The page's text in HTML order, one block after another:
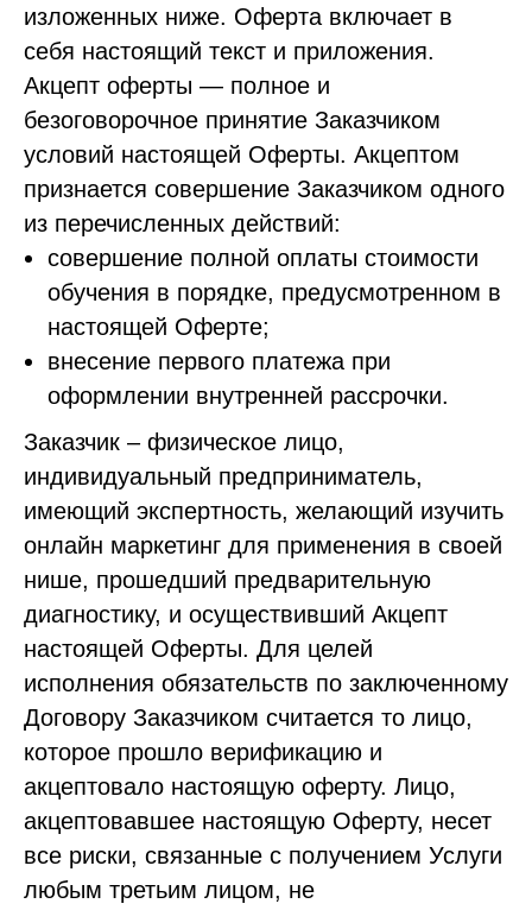
изложенных ниже. Оферта включает в
себя настоящий текст и приложения.
Акцепт оферты — полное и
безоговорочное принятие Заказчиком
условий настоящей Оферты. Акцептом
признается совершение Заказчиком одного
из перечисленных действий:
совершение полной оплаты стоимости
обучения в порядке, предусмотренном в
настоящей Оферте;
внесение первого платежа при
оформлении внутренней рассрочки.
Заказчик – физическое лицо,
индивидуальный предприниматель,
имеющий экспертность, желающий изучить
онлайн маркетинг для применения в своей
нише, прошедший предварительную
диагностику, и осуществивший Акцепт
настоящей Оферты. Для целей
исполнения обязательств по заключенному
Договору Заказчиком считается то лицо,
которое прошло верификацию и
акцептовало настоящую оферту. Лицо,
акцептовавшее настоящую Оферту, несет
все риски, связанные с получением Услуги
любым третьим лицом, не